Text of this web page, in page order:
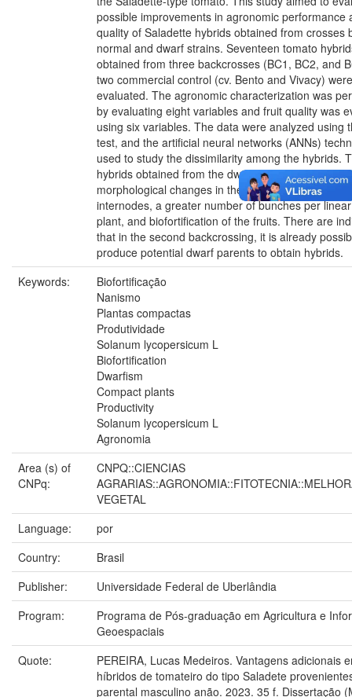
possible improvements in agronomic performance
quality of Saladette hybrids obtained from crosses
normal and dwarf strains. Seventeen tomato
obtained from three backcrosses (BC1, BC2, and
two commercial control (cv. Bento and Vivacy) were
evaluated. The agronomic characterization was
by evaluating eight variables and fruit quality was
using six variables. The data were analyzed using
test, and the artificial neural networks (ANNs)
used to study the dissimilarity among the hybrids.
hybrids obtained from the dwarf male parent
morphological changes in the plants, including a
internodes, a greater number of bunches per
plant, and biofortification of the fruits. There are
that in the second backcrossing, it is already
produce potential dwarf parents to obtain hybrids.
Keywords:
Biofortificação
Nanismo
Plantas compactas
Produtividade
Solanum lycopersicum L
Biofortification
Dwarfism
Compact plants
Productivity
Solanum lycopersicum L
Agronomia
Area (s) of
CNPq:
CNPQ::CIENCIAS
VEGETAL
Language:
por
Country:
Brasil
Publisher:
Universidade Federal de Uberlândia
Program:
Programa de Pós-graduação em Agricultura e
Geoespaciais
Quote:
PEREIRA, Lucas Medeiros. Vantagens adicionais
híbridos de tomateiro do tipo Saladete
parental masculino anão. 2023. 35 f. Dissertação